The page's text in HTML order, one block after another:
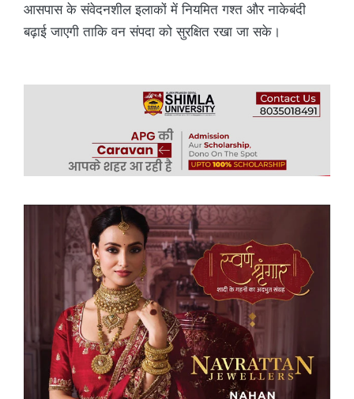
आसपास के संवेदनशील इलाकों में नियमित गश्त और नाकेबंदी
बढ़ाई जाएगी ताकि वन संपदा को सुरक्षित रखा जा सके।